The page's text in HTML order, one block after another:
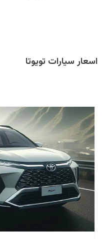
اسعار سيارات تويوتا